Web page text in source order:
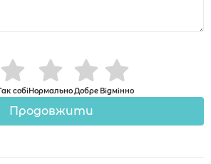
собіНормальноДобре Відмінно
Продовжити